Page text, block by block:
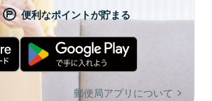
便利なポイントが貯まる
郵便局アプリについて